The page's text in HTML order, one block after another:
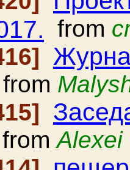
from
from
fromAlexei